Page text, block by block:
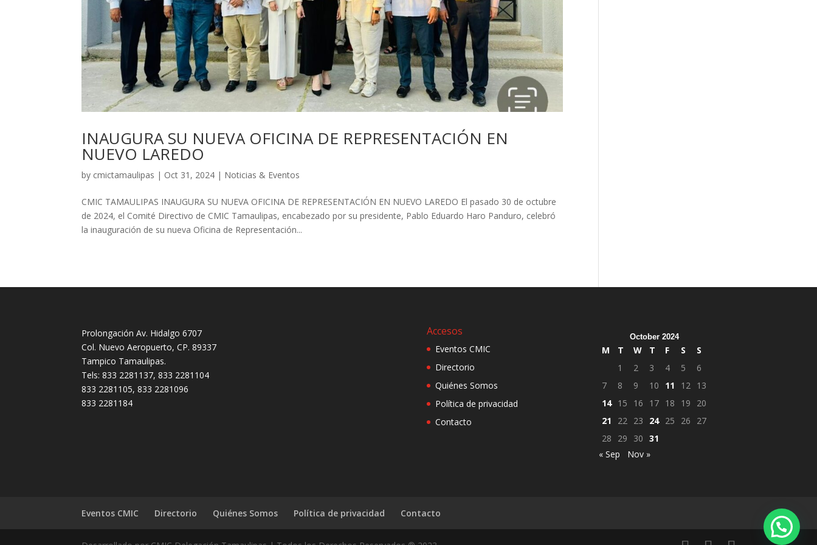
INAUGURA SU NUEVA OFICINA DE REPRESENTACIÓN EN
NUEVO LAREDO
by cmictamaulipas | Oct 31, 2024 | Noticias & Eventos
CMIC TAMAULIPAS INAUGURA SU NUEVA OFICINA DE REPRESENTACIÓN EN NUEVO LAREDO El pasado 30 de octubre
de 2024, el Comité Directivo de CMIC Tamaulipas, encabezado por su presidente, Pablo Eduardo Haro Panduro, celebró
la inauguración de su nueva Oficina de Representación...
Prolongación Av. Hidalgo 6707
Col. Nuevo Aeropuerto, CP. 89337
Tampico Tamaulipas.
Tels: 833 2281137, 833 2281104
833 2281105, 833 2281096
833 2281184
Accesos
Eventos CMIC
Directorio
Quiénes Somos
Política de privacidad
Contacto
October 2024
M T W T F S
S
1
2 3 4 5
6
7
8 9 10 11 12 13
14 15 16 17 18 19
20
21
22 23 24 25 26
27
28
29 30 31
« Sep
Nov »
Eventos CMIC Directorio Quiénes Somos Política de privacidad Contacto